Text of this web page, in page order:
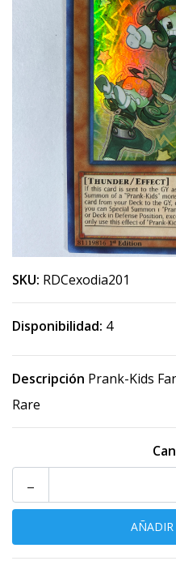
SKU: RDCexodia201
Disponibilidad: 4
Descripción Prank-Kids
Rare
-